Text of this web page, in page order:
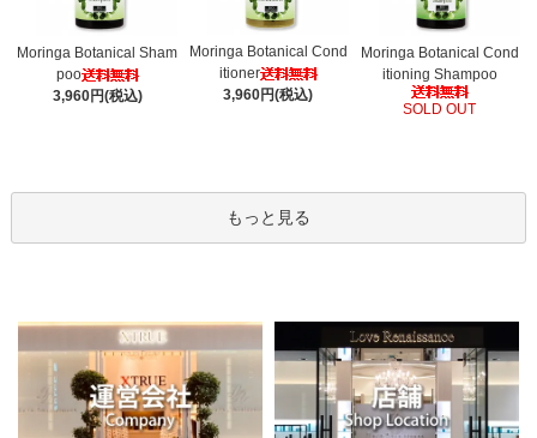
Moringa Botanical Sham
poo
3,960円(税込)
Moringa Botanical Cond
itioner
3,960円(税込)
Moringa Botanical Cond
itioning Shampoo
SOLD OUT
もっと見る